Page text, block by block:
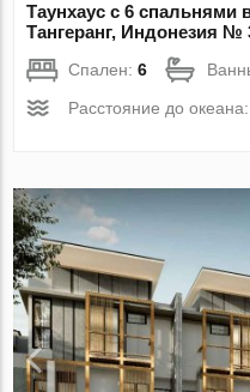
Таунхаус с 6 спальнями
Тангеранг, Индонезия №
Спален:6
Расстояние до